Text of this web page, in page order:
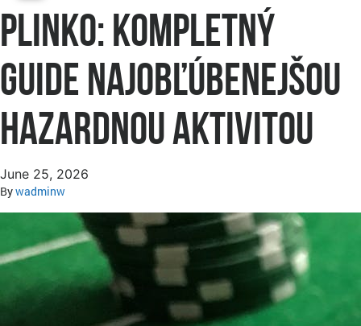
Plinko: Kompletný
Guide Najobľúbenejšou
Hazardnou Aktivitou
June 25, 2026
Bywadminw